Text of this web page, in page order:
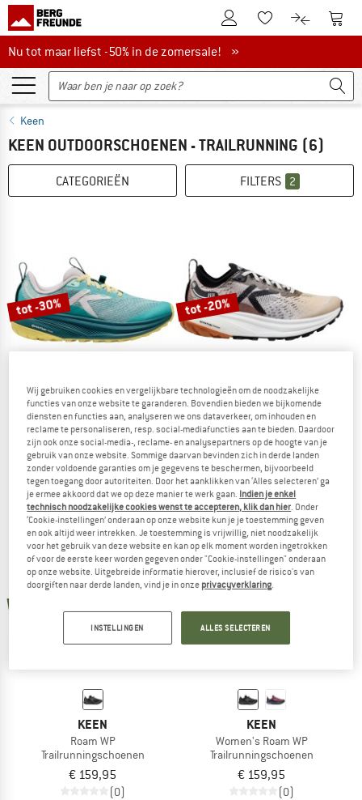
De klantenaccount
Naar deNaar de
Nu tot maar liefst -50% in de zomersale!
Nu tot maar liefst -50% in de zomersale! »
Keen
KEEN OUTDOORSCHOENEN - TRAILRUNNING (6)
CATEGORIEËN FILTERS 2
tot -30%
KEEN
Women's Roam
Trailrunningschoenen
€ 149,95vanaf € 104,97
5,0(1)
tot -20%
KEEN
Women's Seek
Trailrunningschoenen
€ 179,95vanaf € 143,96
5,0(1)
KEEN
Roam WP
Trailrunningschoenen
€ 159,95
(0)
KEEN
Women's Roam WP
Trailrunningschoenen
€ 159,95
(0)
Wij gebruiken cookies en vergelijkbare technologieën om de noodzakelijke
functies van onze website te garanderen. Bovendien bieden we bijkomende
diensten en functies aan, analyseren we ons dataverkeer, om inhouden en
reclame te personaliseren, resp. social-mediafuncties aan te bieden. Daardoor
zijn ook onze social-media-, reclame- en analysepartners op de hoogte van je
gebruik van onze website. Sommige daarvan bevinden zich in derde landen
zonder voldoende garanties om je gegevens te beschermen, bijvoorbeeld
tegen toegang door autoriteiten. Door het aanklikken van ‘Alles selecteren’ ga
je ermee akkoord dat we op deze manier te werk gaan. Indien je enkel
technisch noodzakelijke cookies wenst te accepteren, klik dan hier . Onder
‘Cookie-instellingen’ onderaan op onze website kun je je toestemming geven
en ook altijd weer intrekken. Je toestemming is vrijwillig, niet noodzakelijk
voor het gebruik van deze website en kan op elk moment worden ingetrokken
of voor de eerste keer worden gegeven onder "Cookie-instellingen" onderaan
op onze website. Uitgebreide informatie hierover, inclusief de risico's van
doorgiften naar derde landen, vind je in onze privacyverklaring
INSTELLINGEN ALLES SELECTEREN